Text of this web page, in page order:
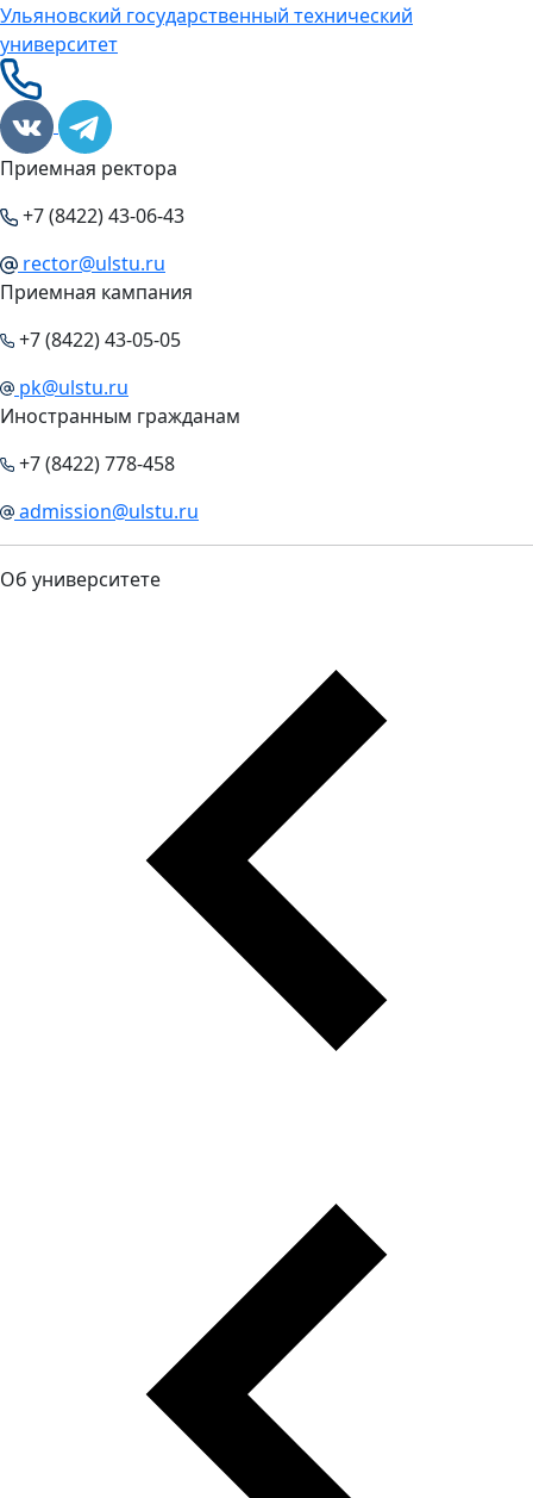
Ульяновский государственный технический
университет
Приемная ректора
+7 (8422) 43-06-43
rector@ulstu.ru
Приемная кампания
+7 (8422) 43-05-05
pk@ulstu.ru
Иностранным гражданам
+7 (8422) 778-458
admission@ulstu.ru
Об университете